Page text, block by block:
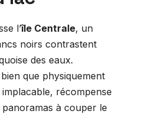
l’île Centrale, un
noirs contrastent
des eaux.
que physiquement
récompense
à couper le